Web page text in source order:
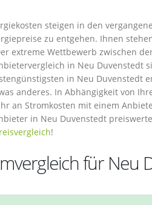
steigen in den
zu entgehen. Ihnen
extreme Wettbewerb zwischen
in Neu Duvenstedt
in Neu Duvenstedt
anderes. In Abhängigkeit von
an Stromkosten mit einem
in Neu Duvenstedt
!
für Neu